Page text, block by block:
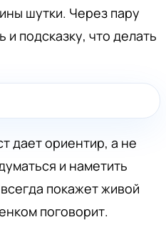
шутки. Через пару
подсказку, что делать
дает ориентир, а не
и наметить
покажет живой
поговорит.